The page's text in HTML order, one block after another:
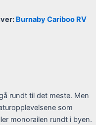
Burnaby Cariboo RV
rundt til det meste. Men
som
monorailen rundt i byen.